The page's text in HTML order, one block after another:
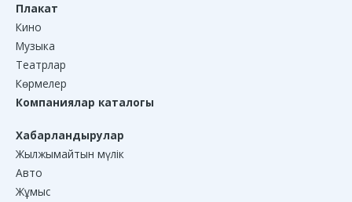
Плакат
Кино
Музыка
Театрлар
Көрмелер
Компаниялар каталогы
Хабарландырулар
Жылжымайтын мүлік
Авто
Жұмыс